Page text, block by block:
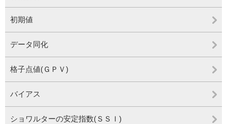
初期値
データ同化
格子点値(ＧＰＶ)
バイアス
ショワルターの安定指数(ＳＳＩ)